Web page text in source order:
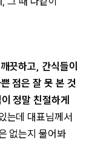
끗하고, 간식들이
점은 잘 못 본 것
정말 친절하게
는데 대표님께서
없는지 물어봐